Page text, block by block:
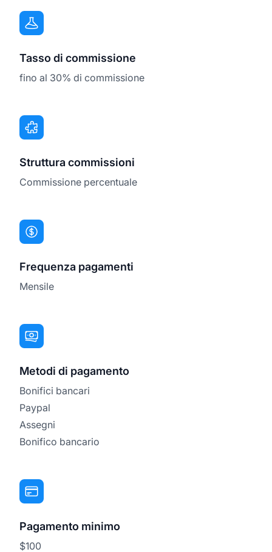
Tasso di commissione
fino al 30% di commissione
Struttura commissioni
Commissione percentuale
Frequenza pagamenti
Mensile
Metodi di pagamento
Bonifici bancari
Paypal
Assegni
Bonifico bancario
Pagamento minimo
$100